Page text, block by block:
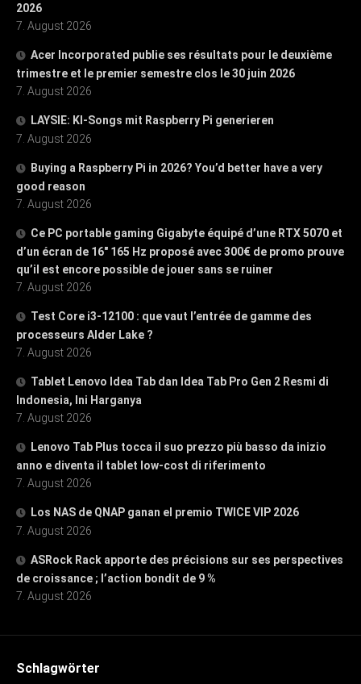
2026
7. August 2026
Acer Incorporated publie ses résultats pour le deuxième
trimestre et le premier semestre clos le 30 juin 2026
7. August 2026
LAYSIE: KI-Songs mit Raspberry Pi generieren
7. August 2026
Buying a Raspberry Pi in 2026? You’d better have a very
good reason
7. August 2026
Ce PC portable gaming Gigabyte équipé d’une RTX 5070 et
d’un écran de 16″ 165 Hz proposé avec 300€ de promo prouve
qu’il est encore possible de jouer sans se ruiner
7. August 2026
Test Core i3-12100 : que vaut l’entrée de gamme des
processeurs Alder Lake ?
7. August 2026
Tablet Lenovo Idea Tab dan Idea Tab Pro Gen 2 Resmi di
Indonesia, Ini Harganya
7. August 2026
Lenovo Tab Plus tocca il suo prezzo più basso da inizio
anno e diventa il tablet low-cost di riferimento
7. August 2026
Los NAS de QNAP ganan el premio TWICE VIP 2026
7. August 2026
ASRock Rack apporte des précisions sur ses perspectives
de croissance ; l’action bondit de 9 %
7. August 2026
Schlagwörter